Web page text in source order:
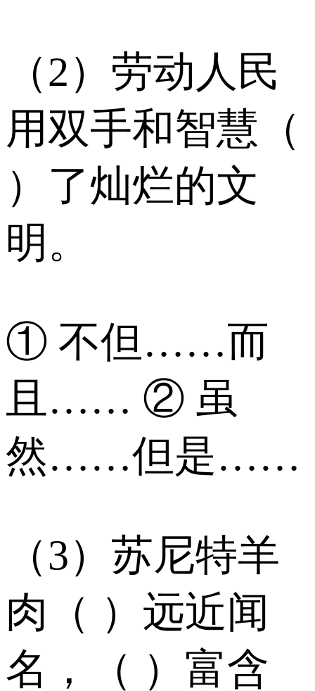
（2）劳动人民
用双手和智慧（
）了灿烂的文
明。
① 不但……而
且…… ② 虽
然……但是……
（3）苏尼特羊
肉（ ）远近闻
名，（ ）富含